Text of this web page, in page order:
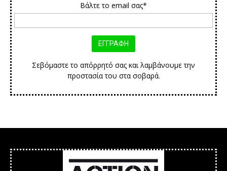
Βάλτε το email σας*
Σεβόμαστε το απόρρητό σας και λαμβάνουμε την
προστασία του στα σοβαρά.